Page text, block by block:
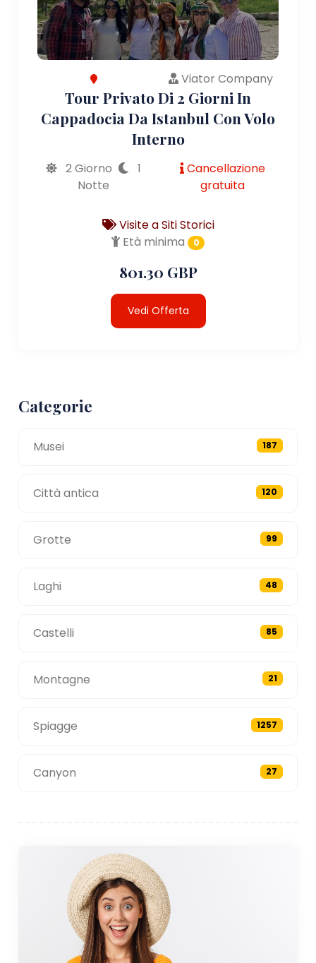
Viator Company
Tour Privato Di 2 Giorni In
Cappadocia Da Istanbul Con Volo
Interno
2 Giorno
1
Notte
Cancellazione
gratuita
Visite a Siti Storici
Età minima
0
801.30 GBP
Vedi Offerta
Categorie
Musei 187
Città antica 120
Grotte 99
Laghi 48
Castelli 85
Montagne 21
Spiagge 1257
Canyon 27